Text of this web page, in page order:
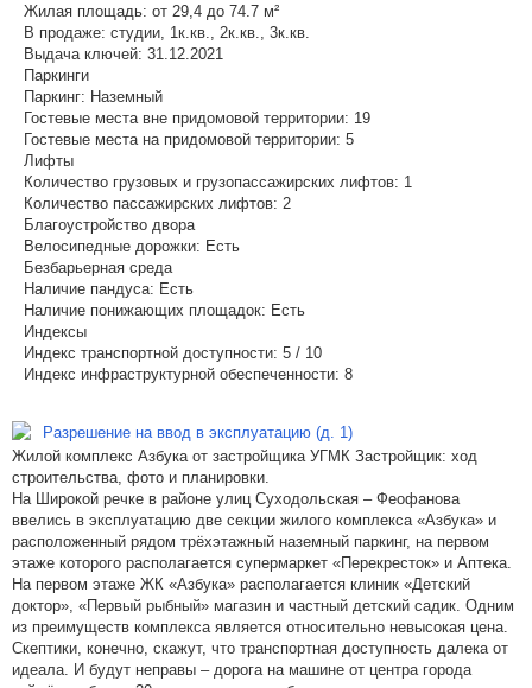
Жилая площадь: от 29,4 до 74.7 м²
В продаже: студии, 1к.кв., 2к.кв., 3к.кв.
Выдача ключей: 31.12.2021
Паркинги
Паркинг: Наземный
Гостевые места вне придомовой территории: 19
Гостевые места на придомовой территории: 5
Лифты
Количество грузовых и грузопассажирских лифтов: 1
Количество пассажирских лифтов: 2
Благоустройство двора
Велосипедные дорожки: Есть
Безбарьерная среда
Наличие пандуса: Есть
Наличие понижающих площадок: Есть
Индексы
Индекс транспортной доступности: 5 / 10
Индекс инфраструктурной обеспеченности: 8
Разрешение на ввод в эксплуатацию (д. 1)
Жилой комплекс Азбука от застройщика УГМК Застройщик: ход
строительства, фото и планировки.
На Широкой речке в районе улиц Суходольская – Феофанова
ввелись в эксплуатацию две секции жилого комплекса «Азбука» и
расположенный рядом трёхэтажный наземный паркинг, на первом
этаже которого располагается супермаркет «Перекресток» и Аптека.
На первом этаже ЖК «Азбука» располагается клиник «Детский
доктор», «Первый рыбный» магазин и частный детский садик. Одним
из преимуществ комплекса является относительно невысокая цена.
Скептики, конечно, скажут, что транспортная доступность далека от
идеала. И будут неправы – дорога на машине от центра города